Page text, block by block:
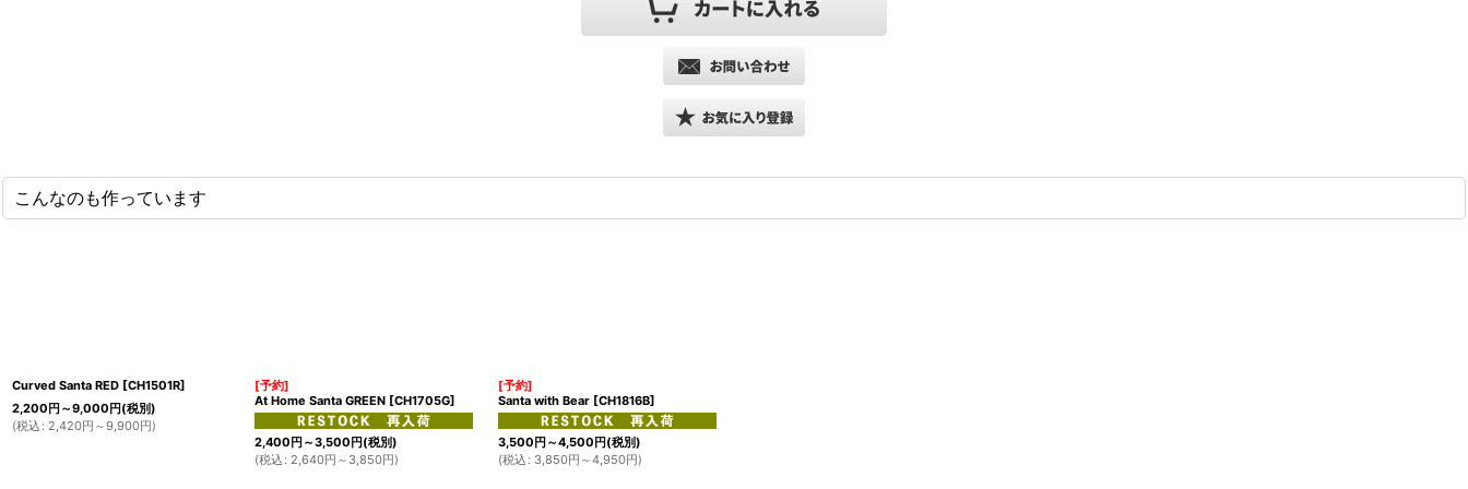
こんなのも作っています
Curved Santa RED [CH1501R]
2,200 円 ～9,000 円 (税別)
(税込 : 2,420円 ～9,900円)
[予約]
At Home Santa GREEN [CH1705G]
2,400 円 ～3,500 円 (税別)
(税込 : 2,640円 ～3,850円)
[予約]
Santa with Bear [CH1816B]
3,500 円 ～4,500 円 (税別)
(税込 : 3,850円 ～4,950円)